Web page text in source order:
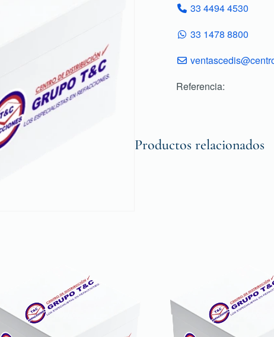
33 4494 4530
33 1478 8800
Referencia:
Productos relacionados